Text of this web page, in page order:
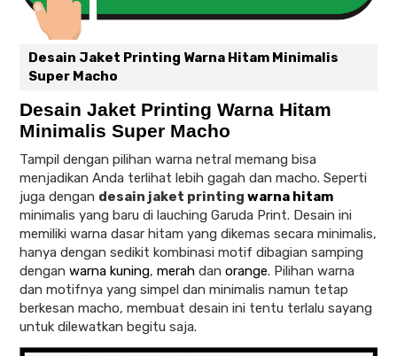
Desain Jaket Printing Warna Hitam Minimalis
Super Macho
Desain Jaket Printing Warna Hitam
Minimalis Super Macho
Tampil dengan pilihan warna netral memang bisa
menjadikan Anda terlihat lebih gagah dan macho. Seperti
juga dengan desain jaket printing warna hitam
minimalis yang baru di lauching Garuda Print. Desain ini
memiliki warna dasar hitam yang dikemas secara minimalis,
hanya dengan sedikit kombinasi motif dibagian samping
dengan warna kuning, merah dan orange. Pilihan warna
dan motifnya yang simpel dan minimalis namun tetap
berkesan macho, membuat desain ini tentu terlalu sayang
untuk dilewatkan begitu saja.